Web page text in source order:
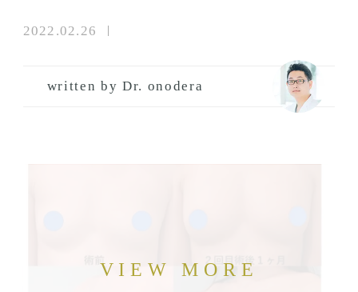
2022.02.26
written by Dr. onodera